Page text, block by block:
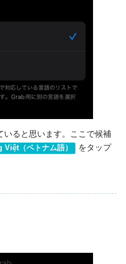
いると思います。ここで候補
Việt（ベトナム語）
をタップ